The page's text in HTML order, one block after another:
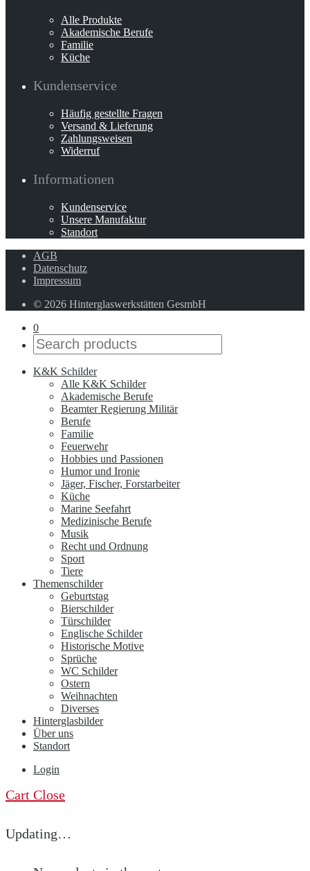
Alle Produkte
Akademische Berufe
Familie
Küche
Kundenservice
Häufig gestellte Fragen
Versand & Lieferung
Zahlungsweisen
Widerruf
Informationen
Kundenservice
Unsere Manufaktur
Standort
AGB
Datenschutz
Impressum
© 2026 Hinterglaswerkstätten GesmbH
0
K&K Schilder
Alle K&K Schilder
Akademische Berufe
Beamter Regierung Militär
Berufe
Familie
Feuerwehr
Hobbies und Passionen
Humor und Ironie
Jäger, Fischer, Forstarbeiter
Küche
Marine Seefahrt
Medizinische Berufe
Musik
Recht und Ordnung
Sport
Tiere
Themenschilder
Geburtstag
Bierschilder
Türschilder
Englische Schilder
Historische Motive
Sprüche
WC Schilder
Ostern
Weihnachten
Diverses
Hinterglasbilder
Über uns
Standort
Login
Cart Close
Updating…